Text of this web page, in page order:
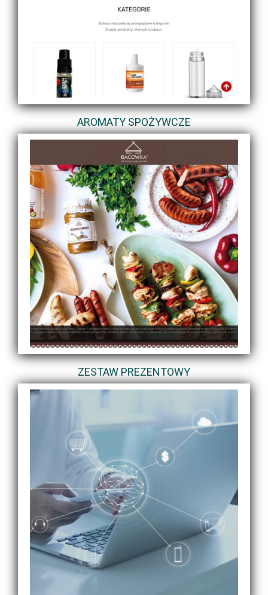
AROMATY SPOŻYWCZE
ZESTAW PREZENTOWY